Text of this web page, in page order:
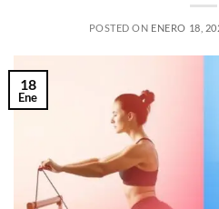
POSTED ON ENERO 18,
18
Ene